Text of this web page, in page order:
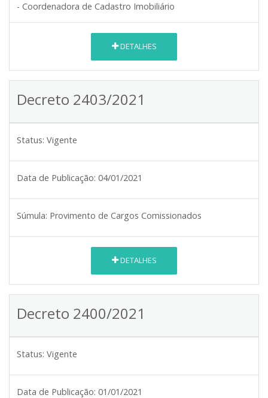
- Coordenadora de Cadastro Imobiliário
DETALHES
Decreto 2403/2021
Status: Vigente
Data de Publicação: 04/01/2021
Súmula: Provimento de Cargos Comissionados
DETALHES
Decreto 2400/2021
Status: Vigente
Data de Publicação: 01/01/2021